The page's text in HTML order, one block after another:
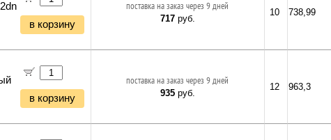
в корзину
поставка на заказ через 9 дней
717руб.
10 738,99
в корзину
поставка на заказ через 9 дней
935руб.
12 963,3